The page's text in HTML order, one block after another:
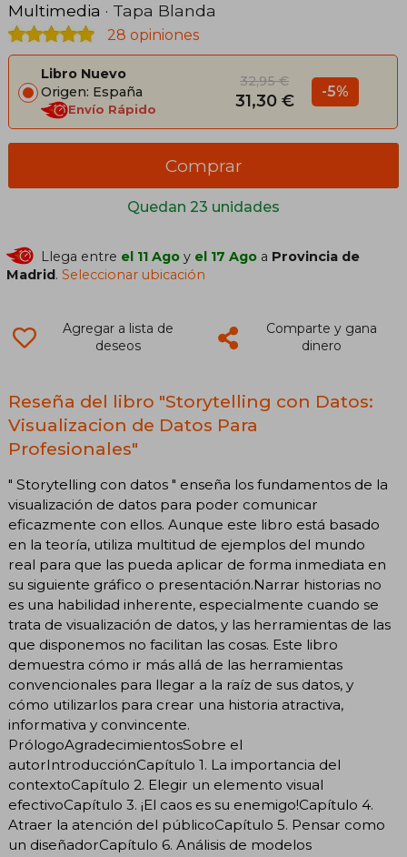
Multimedia · Tapa Blanda
28 opiniones
Libro Nuevo
Origen: España
Envío Rápido
32,95 €
31,30 € -5%
Quedan 23 unidades
Comprar
Llega entre el 11 Ago y el 17 Ago a Provincia de
Madrid.Seleccionar ubicación
Agregar a lista de
deseos
Comparte y gana
dinero
Reseña del libro "Storytelling con Datos:
Visualizacion de Datos Para
Profesionales"
" Storytelling con datos " enseña los fundamentos de la
visualización de datos para poder comunicar
eficazmente con ellos. Aunque este libro está basado
en la teoría, utiliza multitud de ejemplos del mundo
real para que las pueda aplicar de forma inmediata en
su siguiente gráfico o presentación.Narrar historias no
es una habilidad inherente, especialmente cuando se
trata de visualización de datos, y las herramientas de las
que disponemos no facilitan las cosas. Este libro
demuestra cómo ir más allá de las herramientas
convencionales para llegar a la raíz de sus datos, y
cómo utilizarlos para crear una historia atractiva,
informativa y convincente.
PrólogoAgradecimientosSobre el
autorIntroducciónCapítulo 1. La importancia del
contextoCapítulo 2. Elegir un elemento visual
efectivoCapítulo 3. ¡El caos es su enemigo!Capítulo 4.
Atraer la atención del públicoCapítulo 5. Pensar como
un diseñadorCapítulo 6. Análisis de modelos